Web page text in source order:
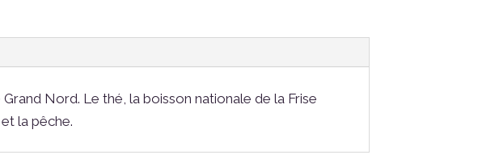
Nord. Le thé, la boisson nationale de la Frise
la pêche.